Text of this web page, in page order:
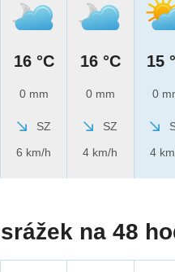
16 °C
0 mm
SZ
6 km/h
16 °C
0 mm
SZ
4 km/h
15
0
4
na 48